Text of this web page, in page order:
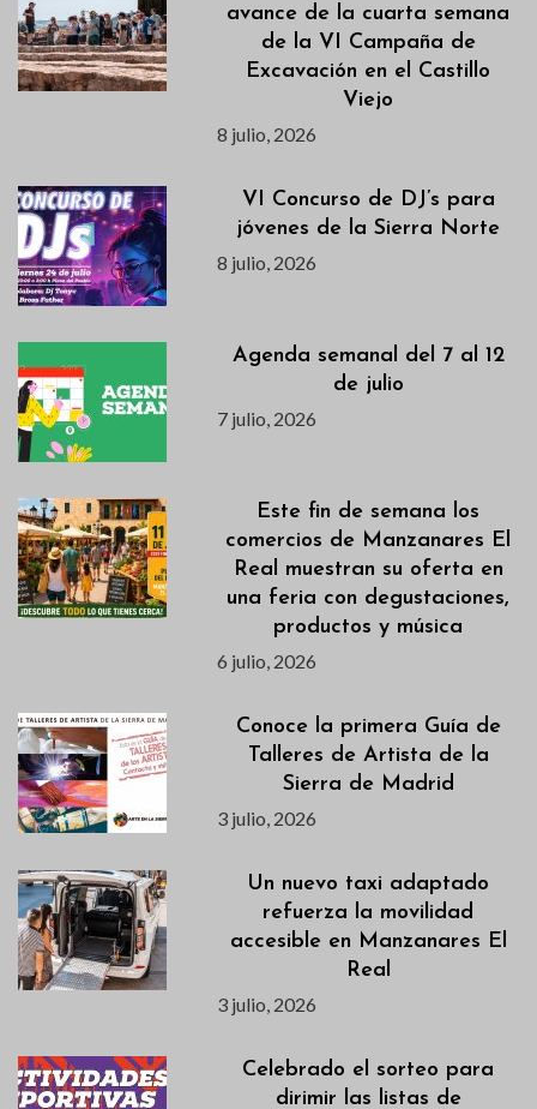
avance de la cuarta semana
de la VI Campaña de
Excavación en el Castillo
Viejo
8 julio, 2026
VI Concurso de DJ’s para
jóvenes de la Sierra Norte
8 julio, 2026
Agenda semanal del 7 al 12
de julio
7 julio, 2026
Este fin de semana los
comercios de Manzanares El
Real muestran su oferta en
una feria con degustaciones,
productos y música
6 julio, 2026
Conoce la primera Guía de
Talleres de Artista de la
Sierra de Madrid
3 julio, 2026
Un nuevo taxi adaptado
refuerza la movilidad
accesible en Manzanares El
Real
3 julio, 2026
Celebrado el sorteo para
dirimir las listas de